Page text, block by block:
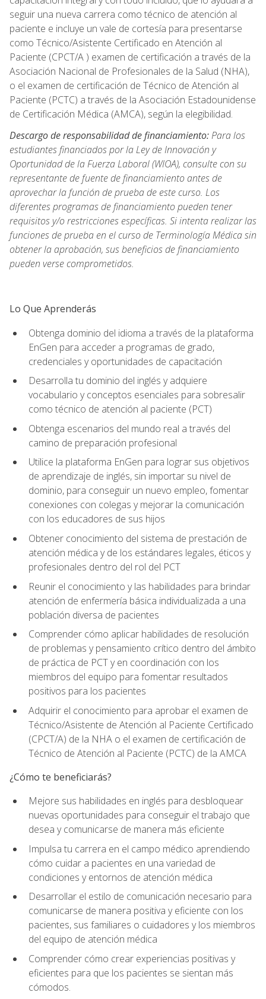
seguir una nueva carrera como técnico de atención al
paciente e incluye un vale de cortesía para presentarse
como Técnico/Asistente Certificado en Atención al
Paciente (CPCT/A ) examen de certificación a través de la
Asociación Nacional de Profesionales de la Salud (NHA),
o el examen de certificación de Técnico de Atención al
Paciente (PCTC) a través de la Asociación Estadounidense
de Certificación Médica (AMCA), según la elegibilidad.
Descargo de responsabilidad de financiamiento:Para los
estudiantes financiados por la Ley de Innovación y
Oportunidad de la Fuerza Laboral (WIOA), consulte con su
representante de fuente de financiamiento antes de
aprovechar la función de prueba de este curso. Los
diferentes programas de financiamiento pueden tener
requisitos y/o restricciones específicas. Si intenta realizar las
funciones de prueba en el curso de Terminología Médica sin
obtener la aprobación, sus beneficios de financiamiento
pueden verse comprometidos.
Lo Que Aprenderás
Obtenga dominio del idioma a través de la plataforma
EnGen para acceder a programas de grado,
credenciales y oportunidades de capacitación
Desarrolla tu dominio del inglés y adquiere
vocabulario y conceptos esenciales para sobresalir
como técnico de atención al paciente (PCT)
Obtenga escenarios del mundo real a través del
camino de preparación profesional
Utilice la plataforma EnGen para lograr sus objetivos
de aprendizaje de inglés, sin importar su nivel de
dominio, para conseguir un nuevo empleo, fomentar
conexiones con colegas y mejorar la comunicación
con los educadores de sus hijos
Obtener conocimiento del sistema de prestación de
atención médica y de los estándares legales, éticos y
profesionales dentro del rol del PCT
Reunir el conocimiento y las habilidades para brindar
atención de enfermería básica individualizada a una
población diversa de pacientes
Comprender cómo aplicar habilidades de resolución
de problemas y pensamiento crítico dentro del ámbito
de práctica de PCT y en coordinación con los
miembros del equipo para fomentar resultados
positivos para los pacientes
Adquirir el conocimiento para aprobar el examen de
Técnico/Asistente de Atención al Paciente Certificado
(CPCT/A) de la NHA o el examen de certificación de
Técnico de Atención al Paciente (PCTC) de la AMCA
¿Cómo te beneficiarás?
Mejore sus habilidades en inglés para desbloquear
nuevas oportunidades para conseguir el trabajo que
desea y comunicarse de manera más eficiente
Impulsa tu carrera en el campo médico aprendiendo
cómo cuidar a pacientes en una variedad de
condiciones y entornos de atención médica
Desarrollar el estilo de comunicación necesario para
comunicarse de manera positiva y eficiente con los
pacientes, sus familiares o cuidadores y los miembros
del equipo de atención médica
Comprender cómo crear experiencias positivas y
eficientes para que los pacientes se sientan más
cómodos.